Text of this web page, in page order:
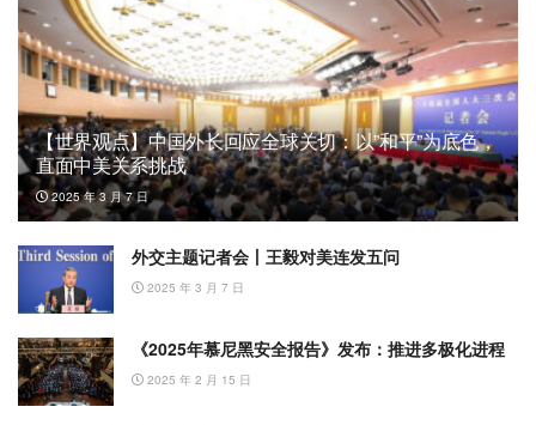
【世界观点】中国外长回应全球关切：以”和平”为底色，
直面中美关系挑战
2025 年 3 月 7 日
外交主题记者会丨王毅对美连发五问
2025 年 3 月 7 日
《2025年慕尼黑安全报告》发布：推进多极化进程
2025 年 2 月 15 日